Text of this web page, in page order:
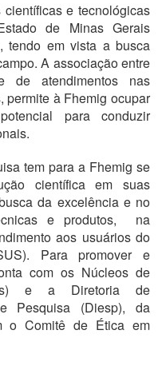
e tecnológicas
de Minas Gerais
tendo em vista a busca
A associação entre
de atendimentos nas
permite à Fhemig ocupar
para conduzir
tem para a Fhemig se
científica em suas
da excelência e no
e produtos, na
aos usuários do
Para promover e
com os Núcleos de
e a Diretoria de
Pesquisa (Diesp), da
o Comitê de Ética em